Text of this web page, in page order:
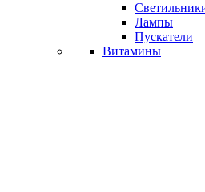
Лампы
Пускатели
Витамины